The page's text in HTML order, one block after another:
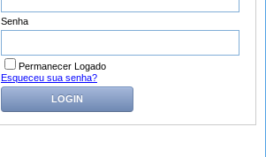
Senha
Permanecer Logado
Esqueceu sua senha?
LOGIN